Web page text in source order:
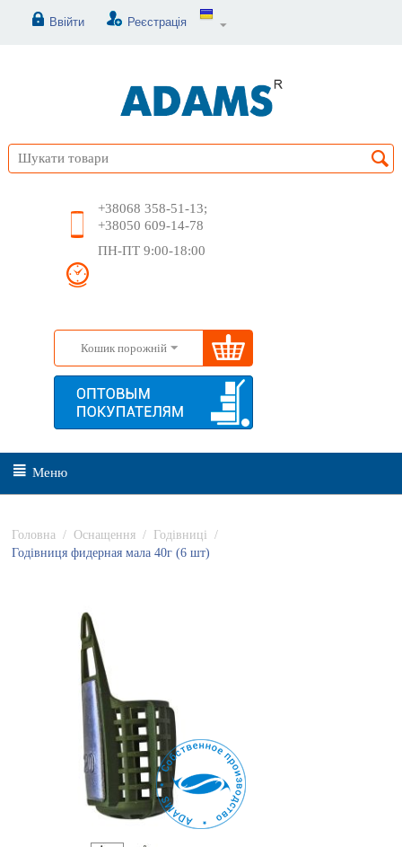
Ввійти Реєстрація
+38068 358-51-13;
+38050 609-14-78
ПН-ПТ 9:00-18:00
Кошик порожній
Меню
Головна / Оснащення / Годівниці
/
Годівниця фидерная мала 40г (6 шт)